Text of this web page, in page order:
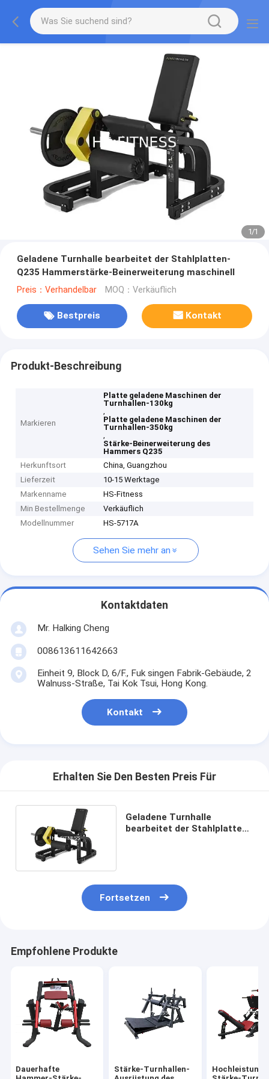
1/1
Geladene Turnhalle bearbeitet der Stahlplatten-
Q235 Hammerstärke-Beinerweiterung maschinell
Preis：Verhandelbar MOQ：Verkäuflich
Bestpreis Kontakt
Produkt-Beschreibung
Markieren
Platte geladene Maschinen der
Turnhallen-130kg
,
Platte geladene Maschinen der
Turnhallen-350kg
,
Stärke-Beinerweiterung des
Hammers Q235
Herkunftsort
China, Guangzhou
Lieferzeit
10-15 Werktage
Markenname
HS-Fitness
Min Bestellmenge
Verkäuflich
Modellnummer
HS-5717A
Sehen Sie mehr an
Kontaktdaten
Mr. Halking Cheng
008613611642663
Einheit 9, Block D, 6/F., Fuk singen Fabrik-Gebäude, 2
Walnuss-Straße, Tai Kok Tsui, Hong Kong.
Kontakt
Erhalten Sie Den Besten Preis Für
Geladene Turnhalle
bearbeitet der Stahlplatten-
Fortsetzen
Empfohlene Produkte
Dauerhafte
Stärke-Turnhallen-